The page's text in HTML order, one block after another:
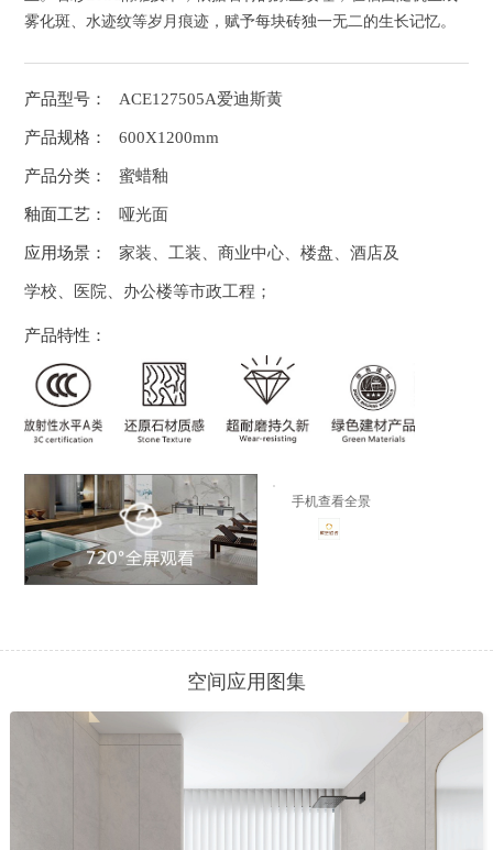
雾化斑、水迹纹等岁月痕迹，赋予每块砖独一无二的生长记忆。
产品型号： ACE127505A爱迪斯黄
产品规格： 600X1200mm
产品分类： 蜜蜡釉
釉面工艺： 哑光面
应用场景： 家装、工装、商业中心、楼盘、酒店及
学校、医院、办公楼等市政工程；
产品特性：
手机查看全景
空间应用图集